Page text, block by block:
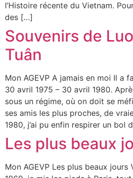
l’Histoire récente du Vietnam.
des […]
Souvenirs de
Tuân
Mon AGEVP A jamais en moi Il a
30 avril 1975 – 30 avril 1980.
sous un régime, où on doit se
ses amis les plus proches, de
1980, j’ai pu enfin respirer un bol
Les plus beaux
Mon AGEVP Les plus beaux jours